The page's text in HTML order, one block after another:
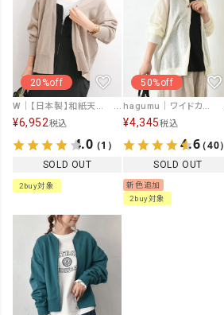
20%off
¥6,952税込
4.0（1）
SOLD OUT
2buy対象
50%off
¥4,345税込
4.6（40）
SOLD OUT
新色追加
2buy対象